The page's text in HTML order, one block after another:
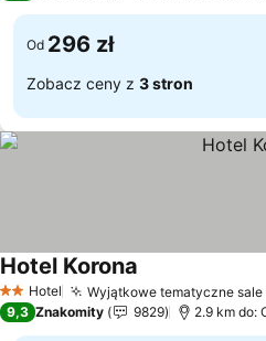
Od 296 zł
Zobacz ceny z 3 stron
2 Kategoria
Hotel Wyjątkowe tematyczne
Hotel Korona
9,3 Znakomity 9829 2.9 km do: